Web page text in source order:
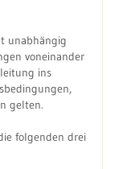
unabhängig
voneinander
ins
gelten.
folgenden drei